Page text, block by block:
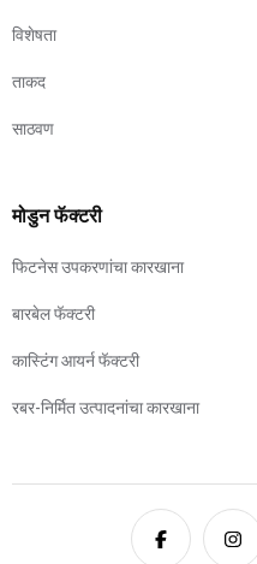
विशेषता
ताकद
साठवण
मोडुन फॅक्टरी
फिटनेस उपकरणांचा कारखाना
बारबेल फॅक्टरी
कास्टिंग आयर्न फॅक्टरी
रबर-निर्मित उत्पादनांचा कारखाना